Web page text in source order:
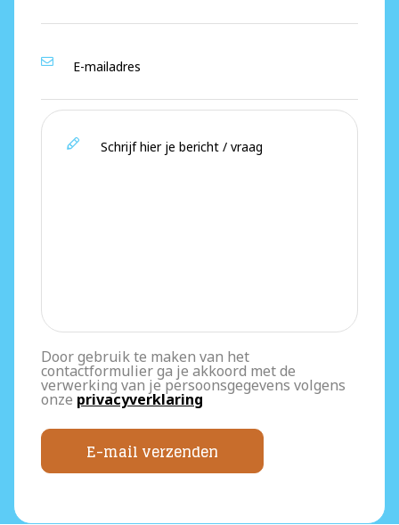
Door gebruik te maken van het
contactformulier ga je akkoord met de
verwerking van je persoonsgegevens volgens
onze privacyverklaring
E-mail verzenden